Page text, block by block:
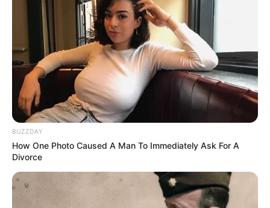
BUZZDAY
How One Photo Caused A Man To Immediately Ask For A
Divorce